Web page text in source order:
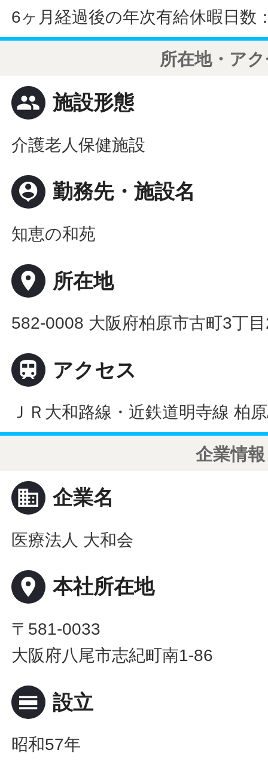
6ヶ月経過後の年次有給休暇日数
所在地・ア
people 施設形態
介護老人保健施設
person_pin 勤務先・施設名
知恵の和苑
place 所在地
582-0008 大阪府柏原市古町3丁
 アクセス
ＪＲ大和路線・近鉄道明寺線 柏
企業情報
business 企業名
医療法人 大和会
place 本社所在地
〒581-0033
大阪府八尾市志紀町南1-86
calendar_view_day 設立
昭和57年